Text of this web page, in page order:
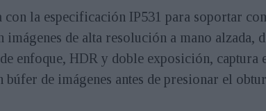
con la especificación IP531 para soportar
de alta resolución a mano alzada,
enfoque, HDR y doble exposición,
de imágenes antes de presionar el